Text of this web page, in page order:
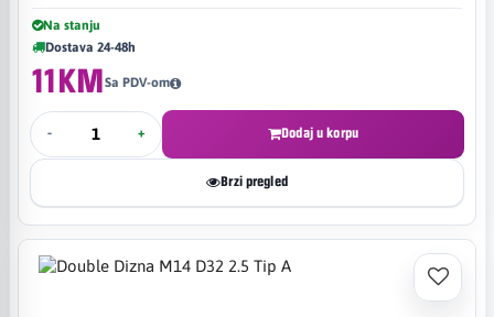
Na stanju
Dostava 24-48h
11KMSa PDV-om
- + Dodaj u korpu
Brzi pregled